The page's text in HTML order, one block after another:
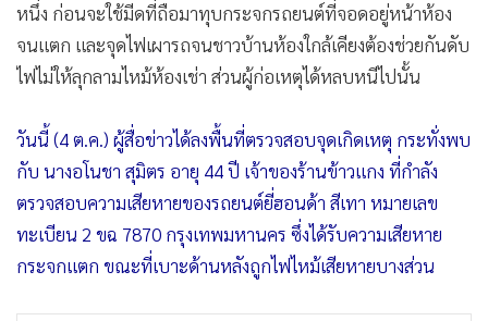
• อาชญากรรม
• Motoring
• เกม
วิทยาศาสตร์
•
SMEs
อินโดจีน
• กองทุนรวม
หนึ่ง ก่อนจะใช้มีดที่ถือมาทุบกระจกรถยนต์ที่จอดอยู่หน้าห้อง
จนแตก และจุดไฟเผารถจนชาวบ้านห้องใกล้เคียงต้องช่วยกันดับ
ไฟไม่ให้ลุกลามไหม้ห้องเช่า ส่วนผู้ก่อเหตุได้หลบหนีไปนั้น
วันนี้ (4 ต.ค.) ผู้สื่อข่าวได้ลงพื้นที่ตรวจสอบจุดเกิดเหตุ กระทั่งพบ
กับ นางอโนชา สุมิตร อายุ 44 ปี เจ้าของร้านข้าวแกง ที่กำลัง
ตรวจสอบความเสียหายของรถยนต์ยี่ฮอนด้า สีเทา หมายเลข
ทะเบียน 2 ขฉ 7870 กรุงเทพมหานคร ซึ่งได้รับความเสียหาย
กระจกแตก ขณะที่เบาะด้านหลังถูกไฟไหม้เสียหายบางส่วน